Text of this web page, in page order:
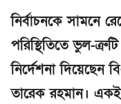
নির্বাচনকে সামনে
পরিস্থিতিতে ভুল-
নির্দেশনা দিয়েছেন
তারেক রহমান।